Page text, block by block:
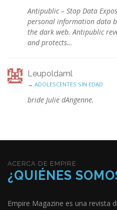
Antipublic – Stop Data
personal information data
the dark web. Antipublic
and protects…
Leupoldaml
→ ADOLESCENTES SIN EDAD
bride Julie dAngenne.
ACERCA DE EMPIRE
¿QUIÉNES
Empire Magazine es una revista